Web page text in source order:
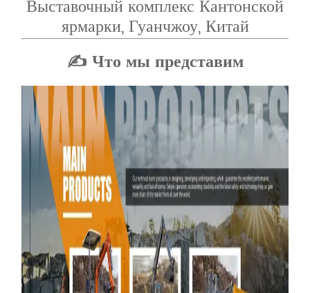
Выставочный комплекс Кантонской
ярмарки, Гуанчжоу, Китай
✍ Что мы представим